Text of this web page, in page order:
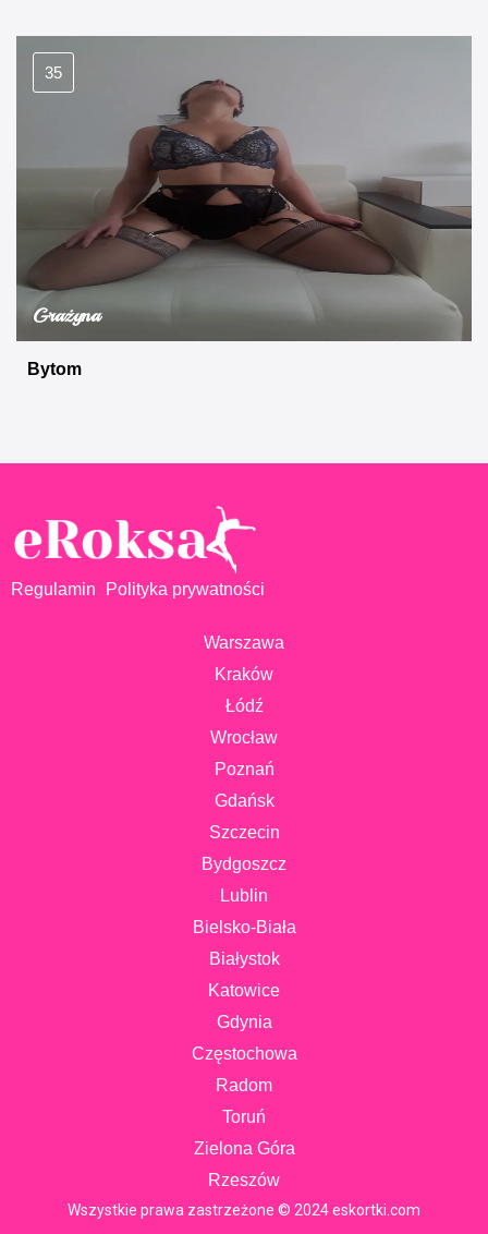
35
Grażyna
Bytom
Regulamin Polityka prywatności
Warszawa
Kraków
Łódź
Wrocław
Poznań
Gdańsk
Szczecin
Bydgoszcz
Lublin
Bielsko-Biała
Białystok
Katowice
Gdynia
Częstochowa
Radom
Toruń
Zielona Góra
Rzeszów
Wszystkie prawa zastrzeżone © 2024 eskortki.com